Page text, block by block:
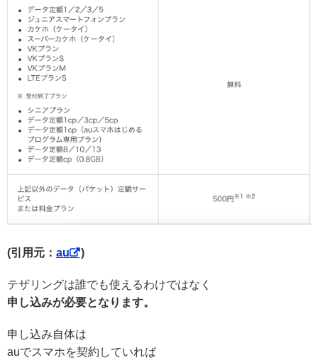
(引用元： au )
テザリングは誰でも使えるわけではなく
申し込みが必要となります。
申し込み自体は
auでスマホを契約していれば